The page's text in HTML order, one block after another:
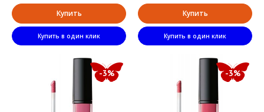
Купить
Купить в один клик
Купить
Купить в один клик
-3% -3%